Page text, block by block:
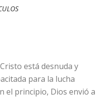
está desnuda y
para la lucha
el principio, Dios envió a